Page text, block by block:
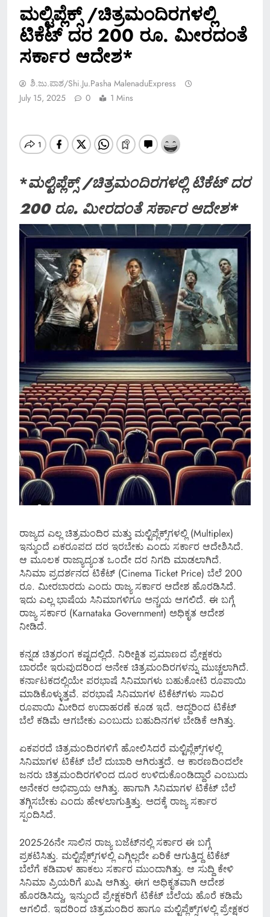
ಮಲ್ಟಿಪ್ಲೆಕ್ಸ್ /ಚಿತ್ರಮಂದಿರಗಳಲ್ಲಿ
ಟಿಕೆಟ್ ದರ 200 ರೂ. ಮೀರದಂತೆ
ಸರ್ಕಾರ ಆದೇಶ*
ಶಿ.ಜು.ಪಾಶ/Shi.ju.pasha MalenaduExpress
July 15, 2025
0 1 Mins
*ಮಲ್ಟಿಪ್ಲೆಕ್ಸ್ /ಚಿತ್ರಮಂದಿರಗಳಲ್ಲಿ ಟಿಕೆಟ್ ದರ
200 ರೂ. ಮೀರದಂತೆ ಸರ್ಕಾರ ಆದೇಶ*
ರಾಜ್ಯದ ಎಲ್ಲ ಚಿತ್ರಮಂದಿರ ಮತ್ತು ಮಲ್ಟಿಪ್ಲೆಕ್ಸ್​ಗಳಲ್ಲಿ (Multiplex)
ಇನ್ಮುಂದೆ ಏಕರೂಪದ ದರ ಇರಬೇಕು ಎಂದು ಸರ್ಕಾರ ಆದೇಶಿಸಿದೆ.
ಆ ಮೂಲಕ ರಾಜ್ಯಾದ್ಯಂತ ಒಂದೇ ದರ ನಿಗದಿ ಮಾಡಲಾಗಿದೆ.
ಸಿನಿಮಾ ಪ್ರದರ್ಶನದ ಟಿಕೆಟ್ (Cinema Ticket Price) ಬೆಲೆ 200
ರೂ. ಮೀರಬಾರದು ಎಂದು ರಾಜ್ಯ ಸರ್ಕಾರ ಆದೇಶ ಹೊರಡಿಸಿದೆ.
ಇದು ಎಲ್ಲ ಭಾಷೆಯ ಸಿನಿಮಾಗಳಿಗೂ ಅನ್ಚಯ ಆಗಲಿದೆ. ಈ ಬಗ್ಗೆ
ರಾಜ್ಯ ಸರ್ಕಾರ (Karnataka Government) ಅಧಿಕೃತ ಆದೇಶ
ನೀಡಿದೆ.
ಕನ್ನಡ ಚಿತ್ರರಂಗ ಕಷ್ಟದಲ್ಲಿದೆ. ನಿರೀಕ್ಷಿತ ಪ್ರಮಾಣದ ಪ್ರೇಕ್ಷಕರು
ಬಾರದೇ ಇರುವುದರಿಂದ ಅನೇಕ ಚಿತ್ರಮಂದಿರಗಳನ್ನು ಮುಚ್ಚಲಾಗಿದೆ.
ಕರ್ನಾಟಕದಲ್ಲಿಯೇ ಪರಭಾಷೆ ಸಿನಿಮಾಗಳು ಬಹುಕೋಟಿ ರೂಪಾಯಿ
ಮಾಡಿಕೊಳ್ಳುತ್ತವೆ. ಪರಭಾಷೆ ಸಿನಿಮಾಗಳ ಟಿಕೆಟ್​ಗಳು ಸಾವಿರ
ರೂಪಾಯಿ ಮೀರಿದ ಉದಾಹರಣೆ ಕೂಡ ಇದೆ. ಆದ್ದರಿಂದ ಟಿಕೆಟ್
ಬೆಲೆ ಕಡಿಮೆ ಆಗಬೇಕು ಎಂಬುದು ಬಹುದಿನಗಳ ಬೇಡಿಕೆ ಆಗಿತ್ತು.
ಏಕಪರದೆ ಚಿತ್ರಮಂದಿರಗಳಿಗೆ ಹೋಲಿಸಿದರೆ ಮಲ್ಟಿಪ್ಲೆಕ್ಸ್​ಗಳಲ್ಲಿ
ಸಿನಿಮಾಗಳ ಟಿಕೆಟ್ ಬೆಲೆ ದುಬಾರಿ ಆಗಿರುತ್ತದೆ. ಆ ಕಾರಣದಿಂದಲೇ
ಜನರು ಚಿತ್ರಮಂದಿರಗಳಿಂದ ದೂರ ಉಳಿದುಕೊಂಡಿದ್ದಾರೆ ಎಂಬುದು
ಅನೇಕರ ಅಭಿಪ್ರಾಯ ಆಗಿತ್ತು. ಹಾಗಾಗಿ ಸಿನಿಮಾಗಳ ಟಿಕೆಟ್ ಬೆಲೆ
ತಗ್ಗಿಸಬೇಕು ಎಂದು ಹೇಳಲಾಗುತ್ತಿತ್ತು. ಅದಕ್ಕೆ ರಾಜ್ಯ ಸರ್ಕಾರ
ಸ್ಪಂದಿಸಿದೆ.
2025-26ನೇ ಸಾಲಿನ ರಾಜ್ಯ ಬಜೆಟ್​ನಲ್ಲಿ ಸರ್ಕಾರ ಈ ಬಗ್ಗೆ
ಪ್ರಕಟಿಸಿತ್ತು. ಮಲ್ಟಿಪ್ಲೆಕ್ಸ್​ಗಳಲ್ಲಿ ಎಗ್ಗಿಲ್ಲದೇ ಏರಿಕೆ ಆಗುತ್ತಿದ್ದ ಟಿಕೆಟ್
ಬೆಲೆಗೆ ಕಡಿವಾಳ ಹಾಕಲು ಸರ್ಕಾರ ಮುಂದಾಗಿತ್ತು. ಆ ಸುದ್ದಿ ಕೇಳಿ
ಸಿನಿಮಾ ಪ್ರಿಯರಿಗೆ ಖುಷಿ ಆಗಿತ್ತು. ಈಗ ಅಧಿಕೃತವಾಗಿ ಆದೇಶ
ಹೊರಡಿಸಿದ್ದು, ಇನ್ಮುಂದೆ ಪ್ರೇಕ್ಷಕರಿಗೆ ಟಿಕೆಟ್ ಬೆಲೆಯ ಹೊರೆ ಕಡಿಮೆ
ಆಗಲಿದೆ. ಇದರಿಂದ ಚಿತ್ರಮಂದಿರ ಹಾಗೂ ಮಲ್ಟಿಪ್ಲೆಕ್ಸ್​ಗಳಲ್ಲಿ ಪ್ರೇಕ್ಷಕರ